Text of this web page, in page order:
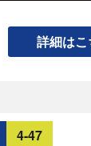
現場等のデ
ューションを
証）段階から
詳細はこ
4-47